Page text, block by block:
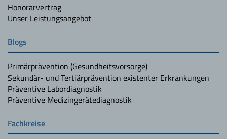
Honorarvertrag
Unser Leistungsangebot
Blogs
Primärprävention (Gesundheitsvorsorge)
Sekundär- und Tertiärprävention existenter Erkrankungen
Präventive Labordiagnostik
Präventive Medizingerätediagnostik
Fachkreise